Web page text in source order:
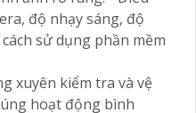
độ nhạy sáng, độ
sử dụng phần mềm
xuyên kiểm tra và vệ
hoạt động bình